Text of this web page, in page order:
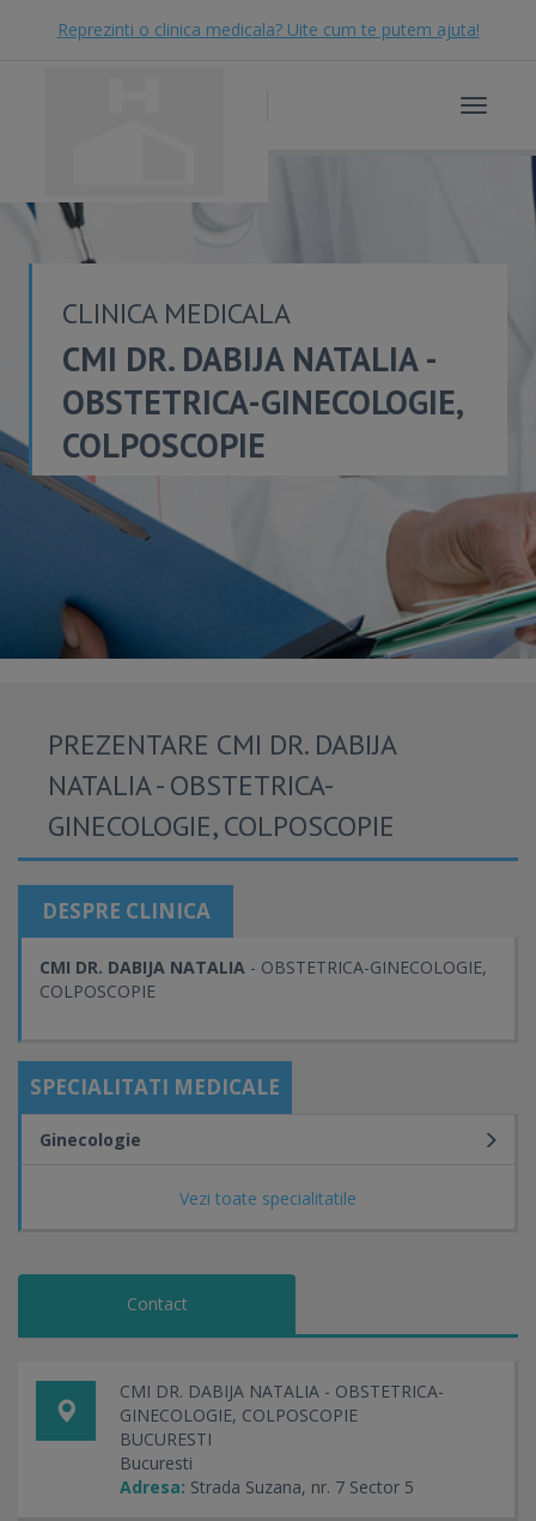
Reprezinti o clinica medicala? Uite cum te putem ajuta!
Toggle
CLINICA MEDICALA
CMI DR. DABIJA NATALIA -
OBSTETRICA-GINECOLOGIE,
COLPOSCOPIE
PREZENTARE CMI DR. DABIJA
NATALIA - OBSTETRICA-
GINECOLOGIE, COLPOSCOPIE
DESPRE CLINICA
CMI DR. DABIJA NATALIA - OBSTETRICA-GINECOLOGIE,
COLPOSCOPIE
SPECIALITATI MEDICALE
Vezi toate specialitatile
Ginecologie
Contact
CMI DR. DABIJA NATALIA - OBSTETRICA-
GINECOLOGIE, COLPOSCOPIE
BUCURESTI
Bucuresti
Adresa: Strada Suzana, nr. 7 Sector 5